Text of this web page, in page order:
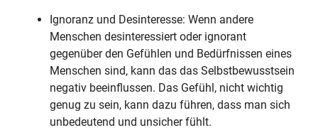
Ignoranz und Desinteresse: Wenn andere
Menschen desinteressiert oder ignorant
gegenüber den Gefühlen und Bedürfnissen eines
Menschen sind, kann das das Selbstbewusstsein
negativ beeinflussen. Das Gefühl, nicht wichtig
genug zu sein, kann dazu führen, dass man sich
unbedeutend und unsicher fühlt.